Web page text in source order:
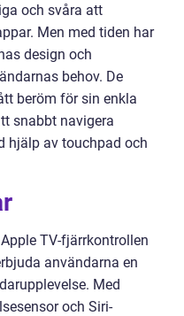
och svåra att
Men med tiden har
design och
behov. De
beröm för sin enkla
snabbt navigera
hjälp av touchpad och
TV-fjärrkontrollen
användarna en
Med
och Siri-